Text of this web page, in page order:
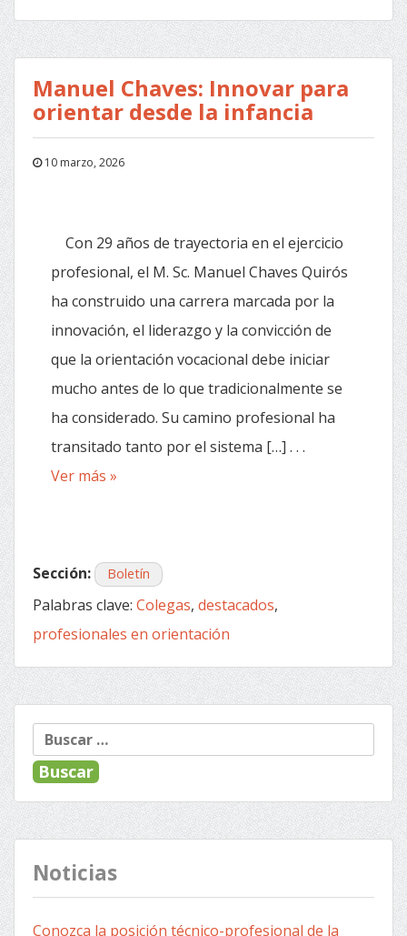
Manuel Chaves: Innovar para
orientar desde la infancia
10 marzo, 2026
Con 29 años de trayectoria en el ejercicio
profesional, el M. Sc. Manuel Chaves Quirós
ha construido una carrera marcada por la
innovación, el liderazgo y la convicción de
que la orientación vocacional debe iniciar
mucho antes de lo que tradicionalmente se
ha considerado. Su camino profesional ha
transitado tanto por el sistema […] . . .
Ver más »
Sección: Boletín
Palabras clave: Colegas, destacados,
profesionales en orientación
Buscar:
Noticias
Conozca la posición técnico-profesional de la